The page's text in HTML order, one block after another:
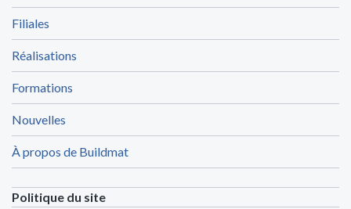
Filiales
Réalisations
Formations
Nouvelles
À propos de Buildmat
Politique du site